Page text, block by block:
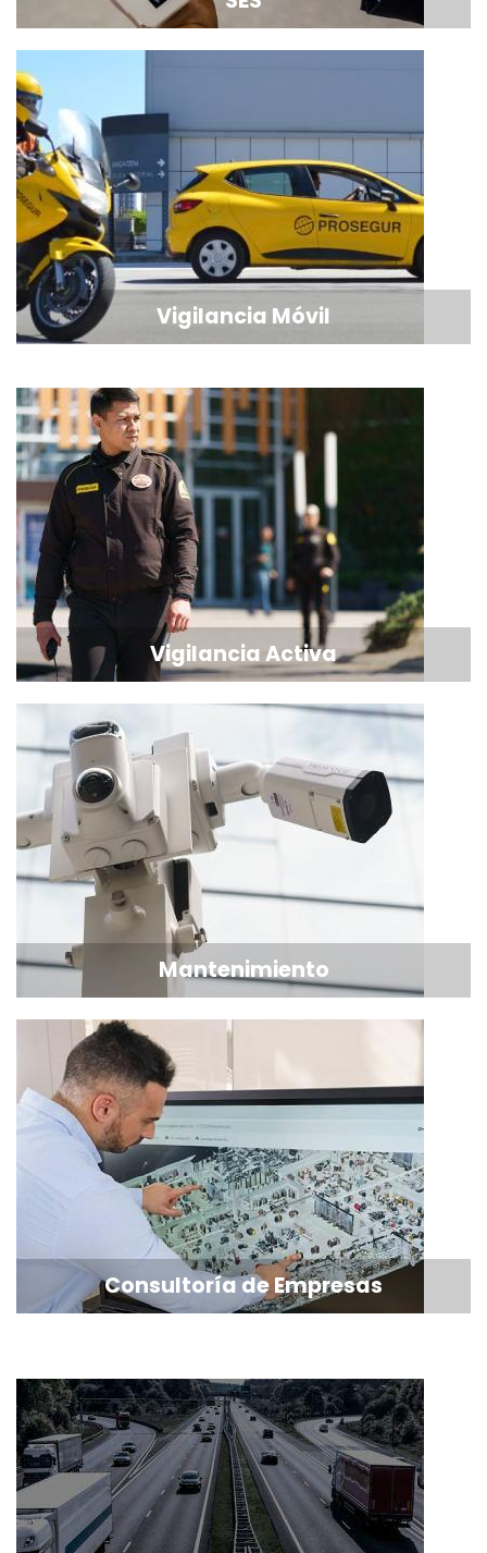
Vigilancia Móvil
Vigilancia Activa
Mantenimiento
Consultoría de Empresas